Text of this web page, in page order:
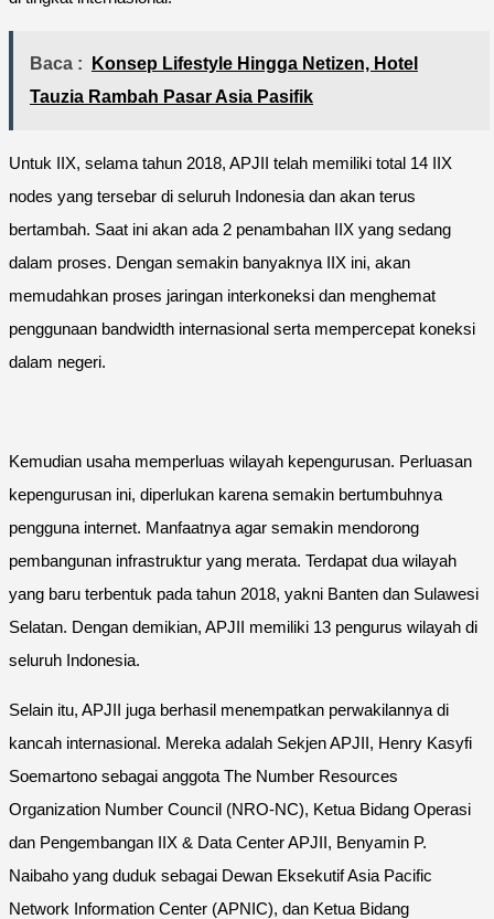
Baca :
Konsep Lifestyle Hingga Netizen, Hotel
Tauzia Rambah Pasar Asia Pasifik
Untuk IIX, selama tahun 2018, APJII telah memiliki total 14 IIX
nodes yang tersebar di seluruh Indonesia dan akan terus
bertambah. Saat ini akan ada 2 penambahan IIX yang sedang
dalam proses. Dengan semakin banyaknya IIX ini, akan
memudahkan proses jaringan interkoneksi dan menghemat
penggunaan bandwidth internasional serta mempercepat koneksi
dalam negeri.
Kemudian usaha memperluas wilayah kepengurusan. Perluasan
kepengurusan ini, diperlukan karena semakin bertumbuhnya
pengguna internet. Manfaatnya agar semakin mendorong
pembangunan infrastruktur yang merata. Terdapat dua wilayah
yang baru terbentuk pada tahun 2018, yakni Banten dan Sulawesi
Selatan. Dengan demikian, APJII memiliki 13 pengurus wilayah di
seluruh Indonesia.
Selain itu, APJII juga berhasil menempatkan perwakilannya di
kancah internasional. Mereka adalah Sekjen APJII, Henry Kasyfi
Soemartono sebagai anggota The Number Resources
Organization Number Council (NRO-NC), Ketua Bidang Operasi
dan Pengembangan IIX & Data Center APJII, Benyamin P.
Naibaho yang duduk sebagai Dewan Eksekutif Asia Pacific
Network Information Center (APNIC), dan Ketua Bidang